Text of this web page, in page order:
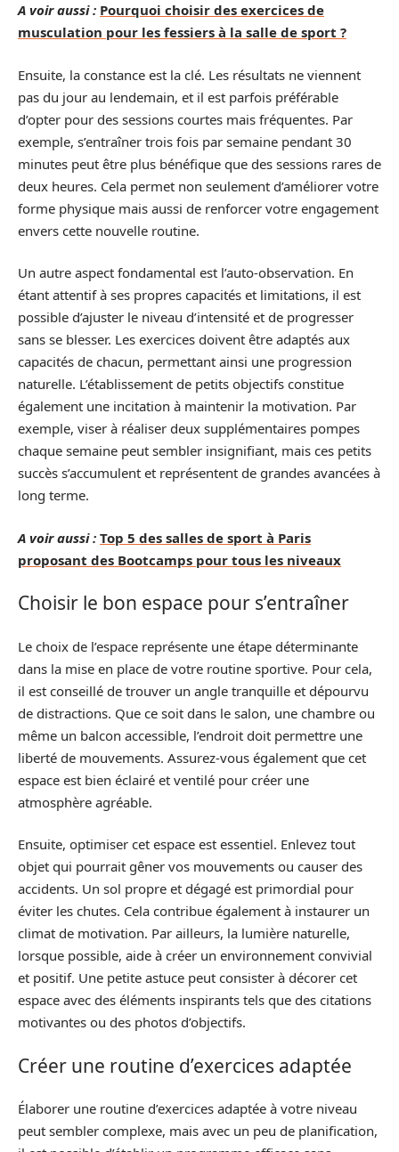
A voir aussi : Pourquoi choisir des exercices de
musculation pour les fessiers à la salle de sport ?
Ensuite, la constance est la clé. Les résultats ne viennent
pas du jour au lendemain, et il est parfois préférable
d’opter pour des sessions courtes mais fréquentes. Par
exemple, s’entraîner trois fois par semaine pendant 30
minutes peut être plus bénéfique que des sessions rares de
deux heures. Cela permet non seulement d’améliorer votre
forme physique mais aussi de renforcer votre engagement
envers cette nouvelle routine.
Un autre aspect fondamental est l’auto-observation. En
étant attentif à ses propres capacités et limitations, il est
possible d’ajuster le niveau d’intensité et de progresser
sans se blesser. Les exercices doivent être adaptés aux
capacités de chacun, permettant ainsi une progression
naturelle. L’établissement de petits objectifs constitue
également une incitation à maintenir la motivation. Par
exemple, viser à réaliser deux supplémentaires pompes
chaque semaine peut sembler insignifiant, mais ces petits
succès s’accumulent et représentent de grandes avancées à
long terme.
A voir aussi : Top 5 des salles de sport à Paris
proposant des Bootcamps pour tous les niveaux
Choisir le bon espace pour s’entraîner
Le choix de l’espace représente une étape déterminante
dans la mise en place de votre routine sportive. Pour cela,
il est conseillé de trouver un angle tranquille et dépourvu
de distractions. Que ce soit dans le salon, une chambre ou
même un balcon accessible, l’endroit doit permettre une
liberté de mouvements. Assurez-vous également que cet
espace est bien éclairé et ventilé pour créer une
atmosphère agréable.
Ensuite, optimiser cet espace est essentiel. Enlevez tout
objet qui pourrait gêner vos mouvements ou causer des
accidents. Un sol propre et dégagé est primordial pour
éviter les chutes. Cela contribue également à instaurer un
climat de motivation. Par ailleurs, la lumière naturelle,
lorsque possible, aide à créer un environnement convivial
et positif. Une petite astuce peut consister à décorer cet
espace avec des éléments inspirants tels que des citations
motivantes ou des photos d’objectifs.
Créer une routine d’exercices adaptée
Élaborer une routine d’exercices adaptée à votre niveau
peut sembler complexe, mais avec un peu de planification,